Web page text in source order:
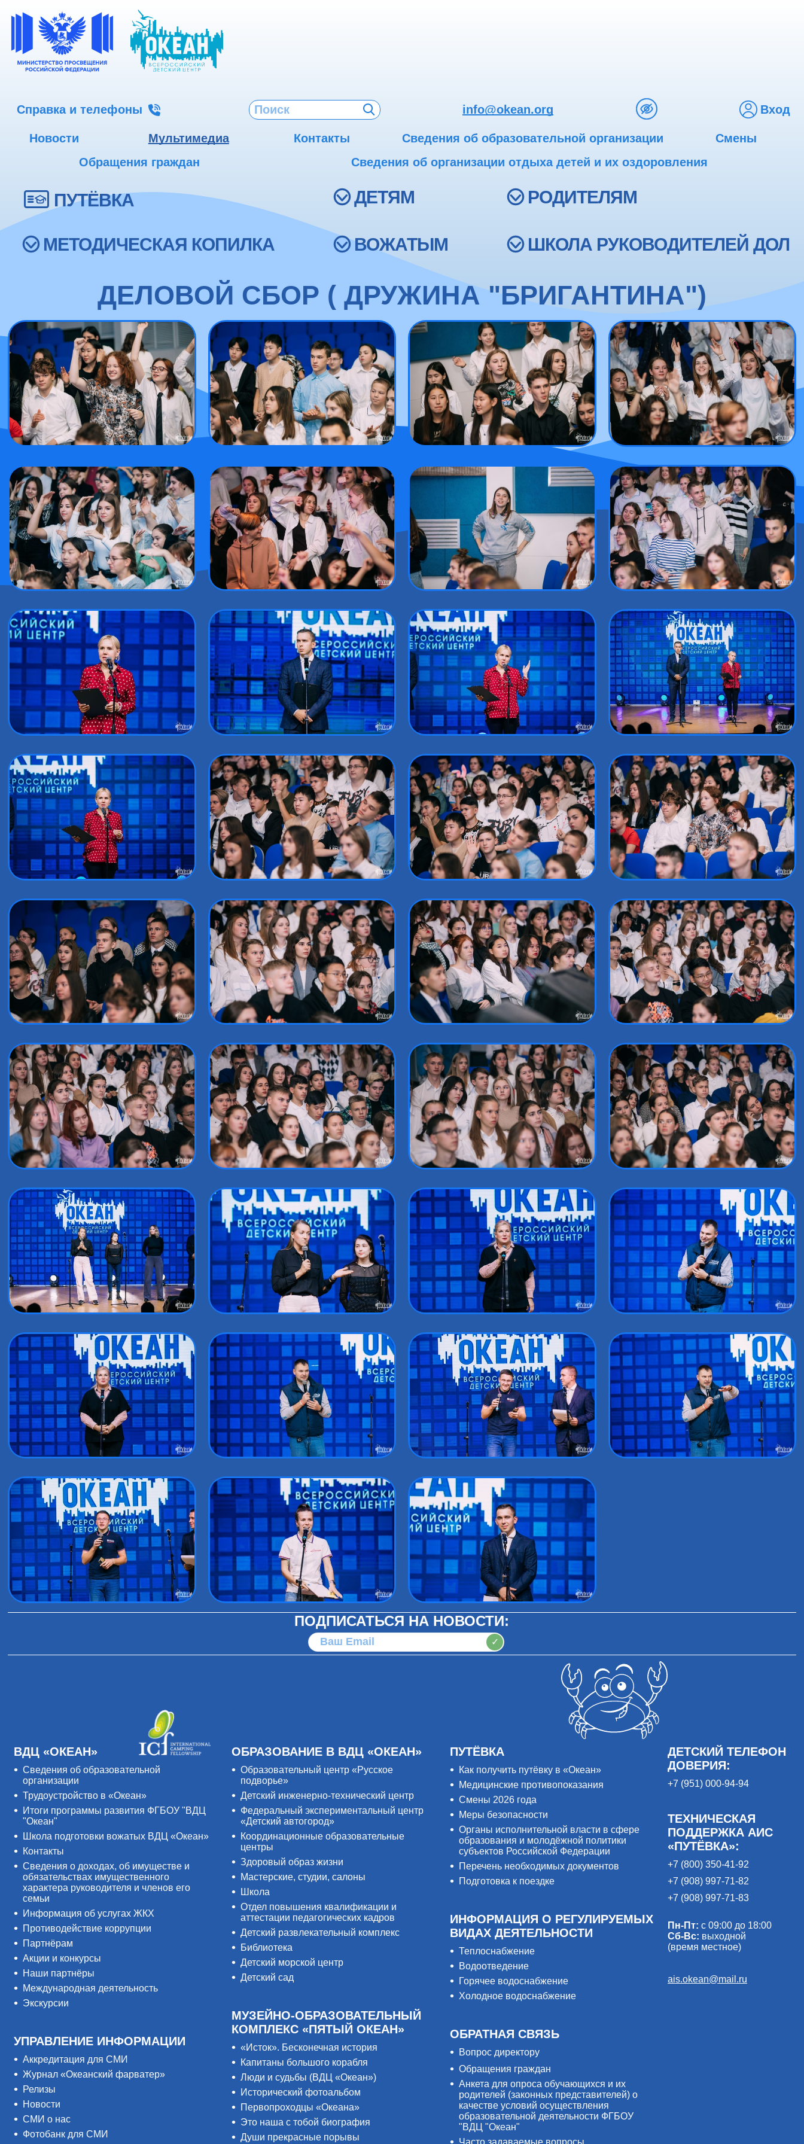
Справка и телефоны info@okean.org Вход
Новости Мультимедиа Контакты Сведения об образовательной организации
Смены
Обращения граждан
Сведения об организации отдыха детей и их оздоровления
ПУТЁВКА ДЕТЯМ РОДИТЕЛЯМ
МЕТОДИЧЕСКАЯ КОПИЛКА ВОЖАТЫМ ШКОЛА РУКОВОДИТЕЛЕЙ ДОЛ
ДЕЛОВОЙ СБОР ( ДРУЖИНА "БРИГАНТИНА")
ПОДПИСАТЬСЯ НА НОВОСТИ:
✓
ВДЦ «ОКЕАН»
Сведения об образовательной
организации
Трудоустройство в «Океан»
Итоги программы развития ФГБОУ "ВДЦ
"Океан"
Школа подготовки вожатых ВДЦ «Океан»
Контакты
Сведения о доходах, об имуществе и
обязательствах имущественного
характера руководителя и членов его
семьи
Информация об услугах ЖКХ
Противодействие коррупции
Партнёрам
Акции и конкурсы
Наши партнёры
Международная деятельность
Экскурсии
УПРАВЛЕНИЕ ИНФОРМАЦИИ
Аккредитация для СМИ
Журнал «Океанский фарватер»
Релизы
Новости
СМИ о нас
Фотобанк для СМИ
ОБРАЗОВАНИЕ В ВДЦ «ОКЕАН»
Образовательный центр «Русское
подворье»
Детский инженерно-технический центр
Федеральный экспериментальный центр
«Детский автогород»
Координационные образовательные
центры
Здоровый образ жизни
Мастерские, студии, салоны
Школа
Отдел повышения квалификации и
аттестации педагогических кадров
Детский развлекательный комплекс
Библиотека
Детский морской центр
Детский сад
МУЗЕЙНО-ОБРАЗОВАТЕЛЬНЫЙ
КОМПЛЕКС «ПЯТЫЙ ОКЕАН»
«Исток». Бесконечная история
Капитаны большого корабля
Люди и судьбы (ВДЦ «Океан»)
Исторический фотоальбом
Первопроходцы «Океана»
Это наша с тобой биография
Души прекрасные порывы
ПУТЁВКА
Как получить путёвку в «Океан»
Медицинские противопоказания
Смены 2026 года
Меры безопасности
Органы исполнительной власти в сфере
образования и молодёжной политики
субъектов Российской Федерации
Перечень необходимых документов
Подготовка к поездке
ИНФОРМАЦИЯ О РЕГУЛИРУЕМЫХ
ВИДАХ ДЕЯТЕЛЬНОСТИ
Теплоснабжение
Водоотведение
Горячее водоснабжение
Холодное водоснабжение
ОБРАТНАЯ СВЯЗЬ
Вопрос директору
Обращения граждан
Анкета для опроса обучающихся и их
родителей (законных представителей) о
качестве условий осуществления
образовательной деятельности ФГБОУ
"ВДЦ "Океан"
Часто задаваемые вопросы
ДЕТСКИЙ ТЕЛЕФОН
ДОВЕРИЯ:
+7 (951) 000-94-94
ТЕХНИЧЕСКАЯ
ПОДДЕРЖКА АИС
«ПУТЁВКА»:
+7 (800) 350-41-92
+7 (908) 997-71-82
+7 (908) 997-71-83
Пн-Пт: с 09:00 до 18:00
Сб-Вс: выходной
(время местное)
ais.okean@mail.ru